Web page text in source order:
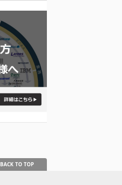
BACK TO TOP